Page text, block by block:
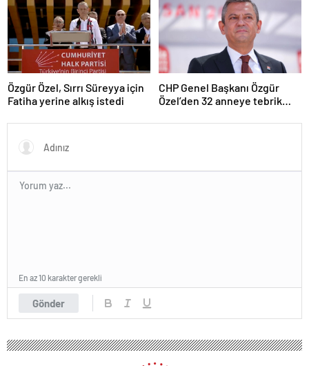
Özgür Özel, Sırrı Süreyya için
Fatiha yerine alkış istedi
CHP Genel Başkanı Özgür
Özel’den 32 anneye tebrik
Gönder
En az 10 karakter gerekli